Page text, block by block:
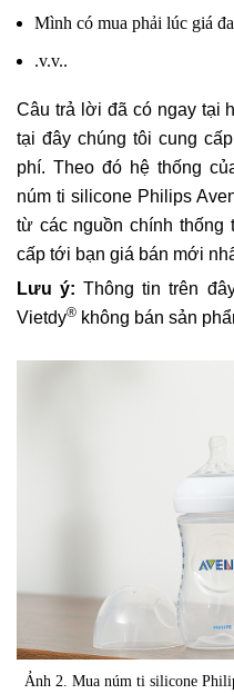
Mình có mua phải lúc giá
.v.v..
Câu trả lời đã có ngay tại
tại đây chúng tôi cung
phí. Theo đó hệ thống
núm ti silicone Philips
từ các nguồn chính thống
cấp tới bạn giá bán mới
Lưu ý: Thông tin trên
Vietdy® không bán sản
Ảnh 2. Mua núm ti silicone